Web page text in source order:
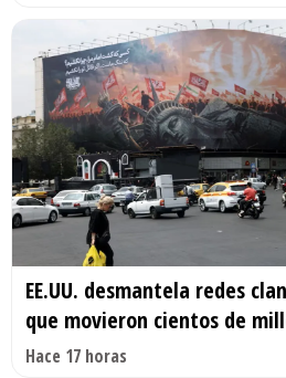
EE.UU. desmantela redes
que movieron cientos de
Hace 17 horas